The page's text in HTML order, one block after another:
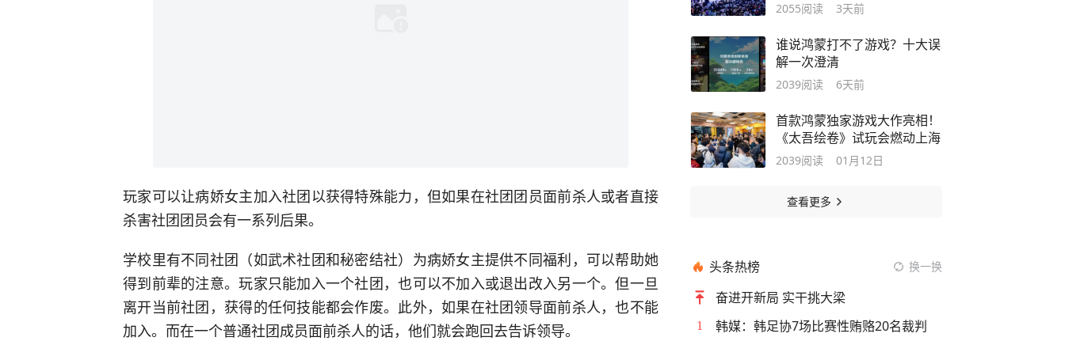
玩家可以让病娇女主加入社团以获得特殊能力，但如果在社团团员面前杀人或者直接
杀害社团团员会有一系列后果。
学校里有不同社团（如武术社团和秘密结社）为病娇女主提供不同福利，可以帮助她
得到前辈的注意。玩家只能加入一个社团，也可以不加入或退出改入另一个。但一旦
离开当前社团，获得的任何技能都会作废。此外，如果在社团领导面前杀人，也不能
加入。而在一个普通社团成员面前杀人的话，他们就会跑回去告诉领导。
2055阅读 3天前
谁说鸿蒙打不了游戏？十大误
解一次澄清
2039阅读 6天前
首款鸿蒙独家游戏大作亮相！
《太吾绘卷》试玩会燃动上海
2039阅读 01月12日
查看更多
头条热榜 换一换
奋进开新局 实干挑大梁
1 韩媒：韩足协7场比赛性贿赂20名裁判